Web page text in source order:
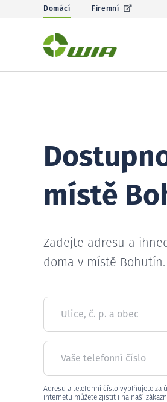
Domácí Firemní
místě
Zadejte adresu a
doma v místě Bohutín.
Ulice, č. p. a obec
Vaše telefonní číslo
Adresu a telefonní číslo vyplňujete za
internetu můžete zjistit i na naší